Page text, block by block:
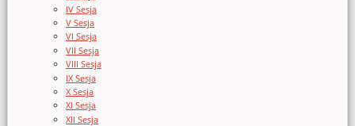
IV Sesja
V Sesja
VI Sesja
VII Sesja
VIII Sesja
IX Sesja
X Sesja
XI Sesja
XII Sesja